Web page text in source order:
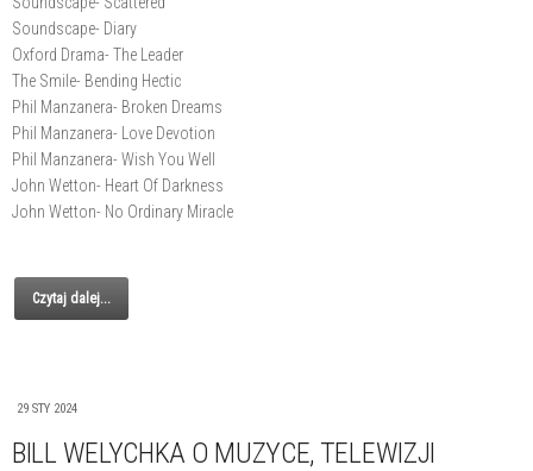
Soundscape- Diary
Oxford Drama- The Leader
The Smile- Bending Hectic
Phil Manzanera- Broken Dreams
Phil Manzanera- Love Devotion
Phil Manzanera- Wish You Well
John Wetton- Heart Of Darkness
John Wetton- No Ordinary Miracle
Czytaj dalej...
29 STY 2024
BILL WELYCHKA O MUZYCE, TELEWIZJI